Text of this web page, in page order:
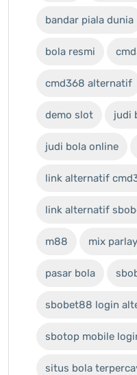
bandar piala dunia
bola resmi
cmd368 alternatif
demo slot judi
judi bola online
link alternatif
link alternatif
m88 mix parlay
pasar bola
sbobet88 login
sbotop mobile
situs bola